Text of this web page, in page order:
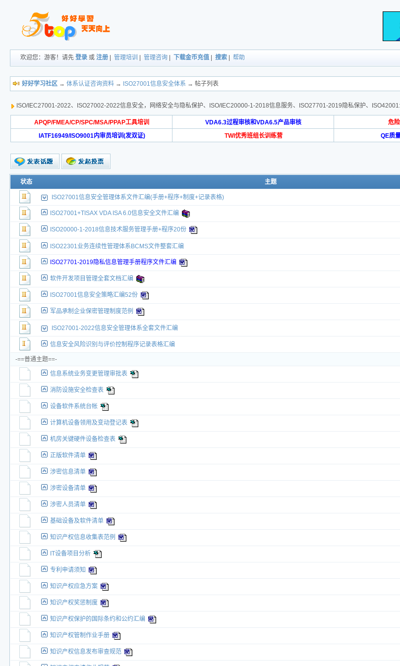
欢迎您：游客！请先登录 或注册 |管理培训 |管理咨询 下载金币充值 |搜索 |帮助
好好学习社区 →体系认证咨询资料 → ISO27001信息安全体系 → 帖子列表
ISO/IEC27001-2022、ISO27002-2022信息安全，网络安全与隐私保护、ISO/IEC20000-1-2018信息服务、ISO27701-2019隐私保护、
APQP/FMEA/CP/SPC/MSA/PPAP工具培训 VDA6.3过程审核和VDA6.5产品审核 危
IATF16949/ISO9001内审员培训(发双证)
TWI优秀班组长训练营 QE质
状态 主题
ISO27001信息安全管理体系文件汇编(手册+程序+制度+记录表格)
ISO27001+TISAX VDA ISA 6.0信息安全文件汇编
ISO20000-1-2018信息技术服务管理手册+程序20份
ISO22301业务连续性管理体系BCMS文件整套汇编
ISO27701-2019隐私信息管理手册程序文件汇编
软件开发项目管理全套文档汇编
ISO27001信息安全策略汇编52份
军品承制企业保密管理制度范例
ISO27001-2022信息安全管理体系全套文件汇编
信息安全风险识别与评价控制程序记录表格汇编
-==普通主题==-
信息系统业务变更管理审批表
消防设施安全检查表
设备软件系统台帐
计算机设备领用及变动登记表
机房关键硬件设备检查表
正版软件清单
涉密信息清单
涉密设备清单
涉密人员清单
基础设备及软件清单
知识产权信息收集表范例
IT设备项目分析
专利申请须知
知识产权应急方案
知识产权奖惩制度
知识产权保护的国际条约和公约汇编
知识产权管制作业手册
知识产权信息发布审查规范